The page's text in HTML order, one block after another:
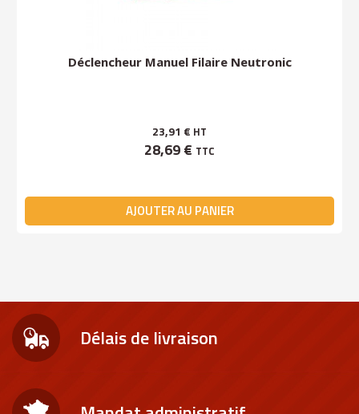
Déclencheur Manuel Filaire Neutronic
23,91 € HT
28,69 € TTC
AJOUTER AU PANIER
Délais de livraison